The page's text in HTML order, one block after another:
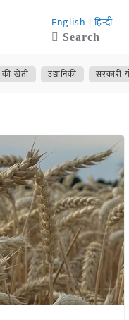
English | हिन्दी
Search
खेती उद्यानिकी सरकारी